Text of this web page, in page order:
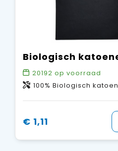
20192 op voorraad
100% Biologisch katoen
€ 1,11